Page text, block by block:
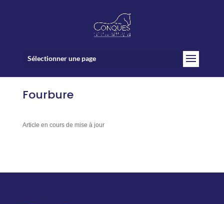
Sélectionner une page
Fourbure
Article en cours de mise à jour